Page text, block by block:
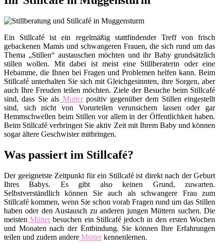
Ein Stillcafé ist ein regelmäßig stattfindender Treff von frisch
gebackenen Mamis und schwangeren Frauen, die sich rund um das
Thema „Stillen“ austauschen möchten und ihr Baby grundsätzlich
stillen wollen. Mit dabei ist meist eine Stillberaterin oder eine
Hebamme, die Ihnen bei Fragen und Problemen helfen kann. Beim
Stillcafé unterhalten Sie sich mit Gleichgesinnten, ihre Sorgen, aber
auch Ihre Freuden teilen möchten. Ziele der Besuche beim Stillcafé
sind, dass Sie als Mutterpositiv gegenüber dem Stillen eingestellt
sind, sich nicht von Vorurteilen verunsichern lassen oder gar
Hemmschwellen beim Stillen vor allem in der Öffentlichkeit haben.
Beim Stillcafé verbringen Sie aktiv Zeit mit Ihrem Baby und können
sogar ältere Geschwister mitbringen.
Was passiert im Stillcafé?
Der geeignetste Zeitpunkt für ein Stillcafé ist direkt nach der Geburt
Ihres Babys. Es gibt also keinen Grund, zuwarten.
Selbstverständlich können Sie auch als schwangere Frau zum
Stillcafé kommen, wenn Sie schon vorab Fragen rund um das Stillen
haben oder den Austausch zu anderen jungen Müttern suchen. Die
meisten Mütterbesuchen ein Stillcafé jedoch in den ersten Wochen
und Monaten nach der Entbindung. Sie können Ihre Erfahrungen
teilen und zudem andere Mütterkennenlernen.